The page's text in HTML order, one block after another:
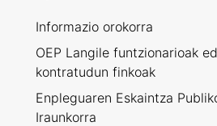
Informazio orokorra
OEP Langile funtzionarioak
kontratudun finkoak
Enpleguaren Eskaintza
Iraunkorra